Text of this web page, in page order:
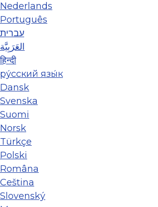
Nederlands
Português
עברית
العَرَبِيَّة
हिन्दी
ру́сский язы́к
Dansk
Svenska
Suomi
Norsk
Türkçe
Polski
Româna
Ceština
Slovenský